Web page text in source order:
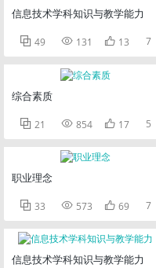
信息技术学科知识与教学能力
 49  131  13 7
综合素质
 21  854  17 5
职业理念
 33  573  69 7
信息技术学科知识与教学能力